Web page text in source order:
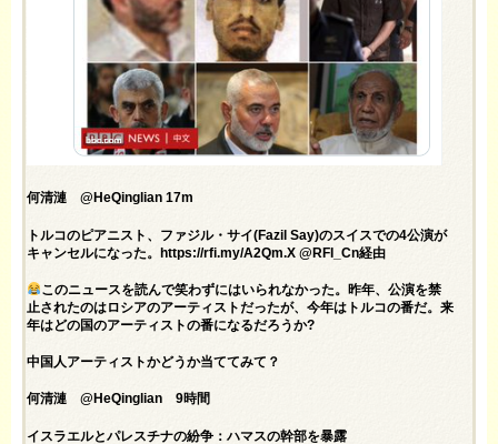
何清漣 @HeQinglian 17m
トルコのピアニスト、ファジル・サイ(Fazil Say)のスイスでの4公演が
キャンセルになった。https://rfi.my/A2Qm.X @RFI_Cn経由
このニュースを読んで笑わずにはいられなかった。昨年、公演を禁
止されたのはロシアのアーティストだったが、今年はトルコの番だ。来
年はどの国のアーティストの番になるだろうか?
中国人アーティストかどうか当ててみて？
何清漣 @HeQinglian 9時間
イスラエルとパレスチナの紛争：ハマスの幹部を暴露